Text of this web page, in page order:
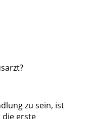
zu sein, ist
die erste